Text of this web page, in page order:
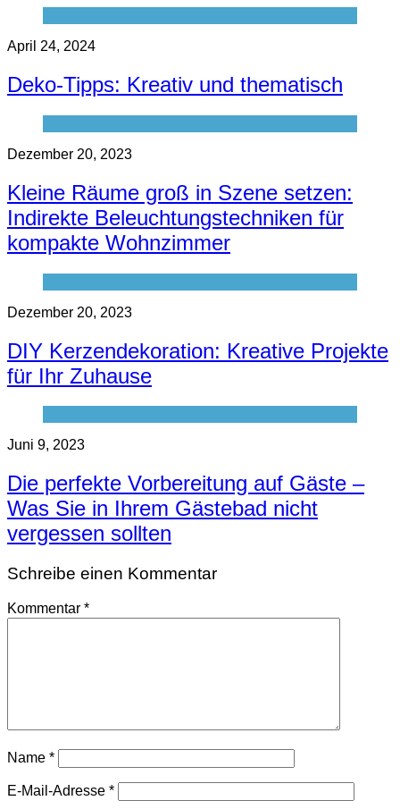
April 24, 2024
Deko-Tipps: Kreativ und thematisch
Dezember 20, 2023
Kleine Räume groß in Szene setzen:
Indirekte Beleuchtungstechniken für
kompakte Wohnzimmer
Dezember 20, 2023
DIY Kerzendekoration: Kreative Projekte
für Ihr Zuhause
Juni 9, 2023
Die perfekte Vorbereitung auf Gäste –
Was Sie in Ihrem Gästebad nicht
vergessen sollten
Schreibe einen Kommentar
Kommentar *
Name *
E-Mail-Adresse *